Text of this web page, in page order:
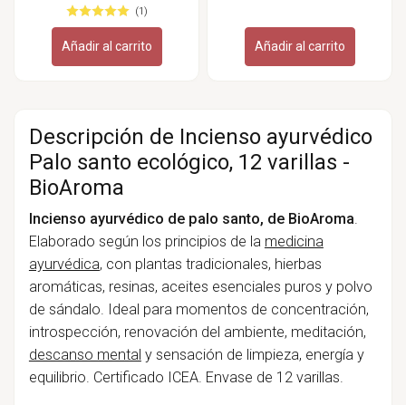
(1)
Añadir al carrito Añadir al carrito
Descripción de Incienso ayurvédico
Palo santo ecológico, 12 varillas -
BioAroma
Incienso ayurvédico de palo santo, de BioAroma.
Elaborado según los principios de la medicina
ayurvédica, con plantas tradicionales, hierbas
aromáticas, resinas, aceites esenciales puros y polvo
de sándalo. Ideal para momentos de concentración,
introspección, renovación del ambiente, meditación,
descanso mental y sensación de limpieza, energía y
equilibrio. Certificado ICEA. Envase de 12 varillas.